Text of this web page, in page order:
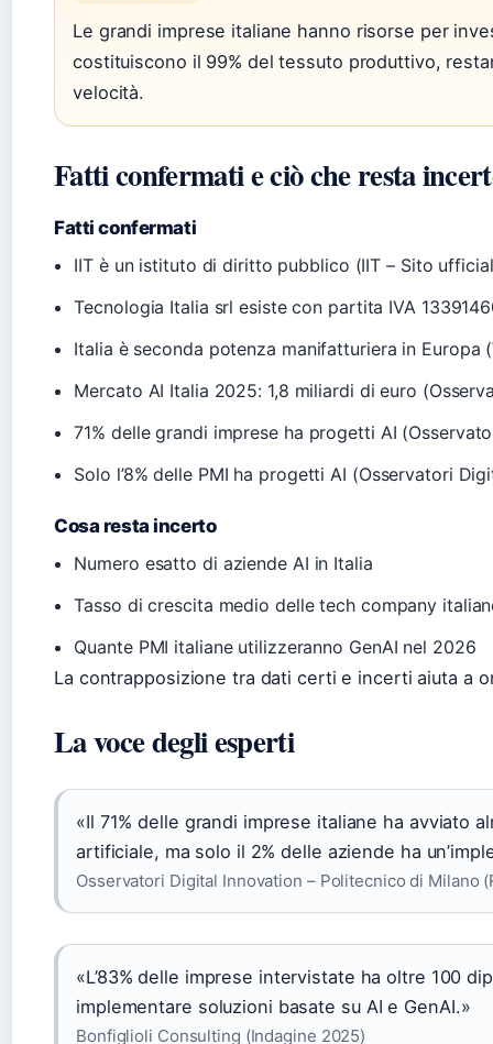
Le grandi imprese italiane hanno risorse per
costituiscono il 99% del tessuto produttivo,
velocità.
Fatti confermati e ciò che resta
Fatti confermati
IIT è un istituto di diritto pubblico (IIT – Sito
Tecnologia Italia srl esiste con partita IVA
Italia è seconda potenza manifatturiera in Europa
Mercato AI Italia 2025: 1,8 miliardi di euro
71% delle grandi imprese ha progetti AI
Solo l’8% delle PMI ha progetti AI (Osservatori
Cosa resta incerto
Numero esatto di aziende AI in Italia
Tasso di crescita medio delle tech company
Quante PMI italiane utilizzeranno GenAI nel 2026
La contrapposizione tra dati certi e incerti aiuta a
La voce degli esperti
«Il 71% delle grandi imprese italiane ha avviato
artificiale, ma solo il 2% delle aziende ha
Osservatori Digital Innovation – Politecnico di Milano
«L’83% delle imprese intervistate ha oltre 100
implementare soluzioni basate su AI e GenAI.»
Bonfiglioli Consulting (Indagine 2025)